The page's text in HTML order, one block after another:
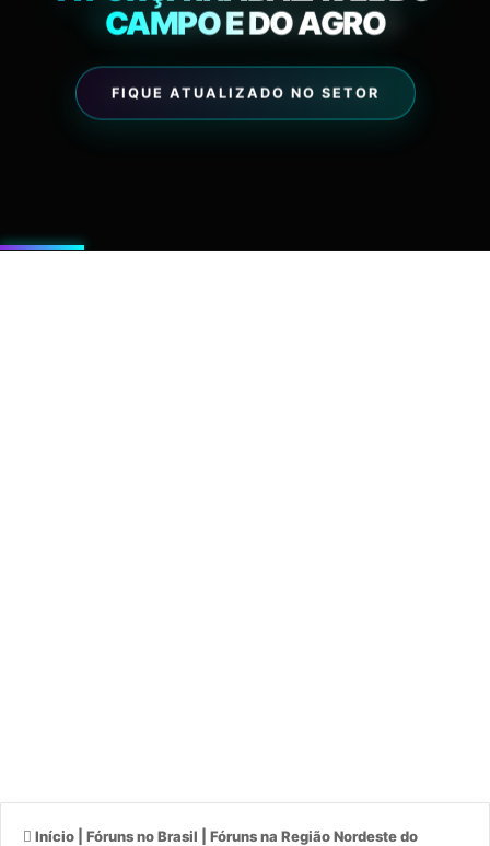
COMÉRCIO PAULISTA
EXPLORAR NEGÓCIOS PREMIUM
CAMPO E DO AGRO
FIQUE ATUALIZADO NO SETOR
Início Fóruns no Brasil
Fóruns na Região Nordeste do